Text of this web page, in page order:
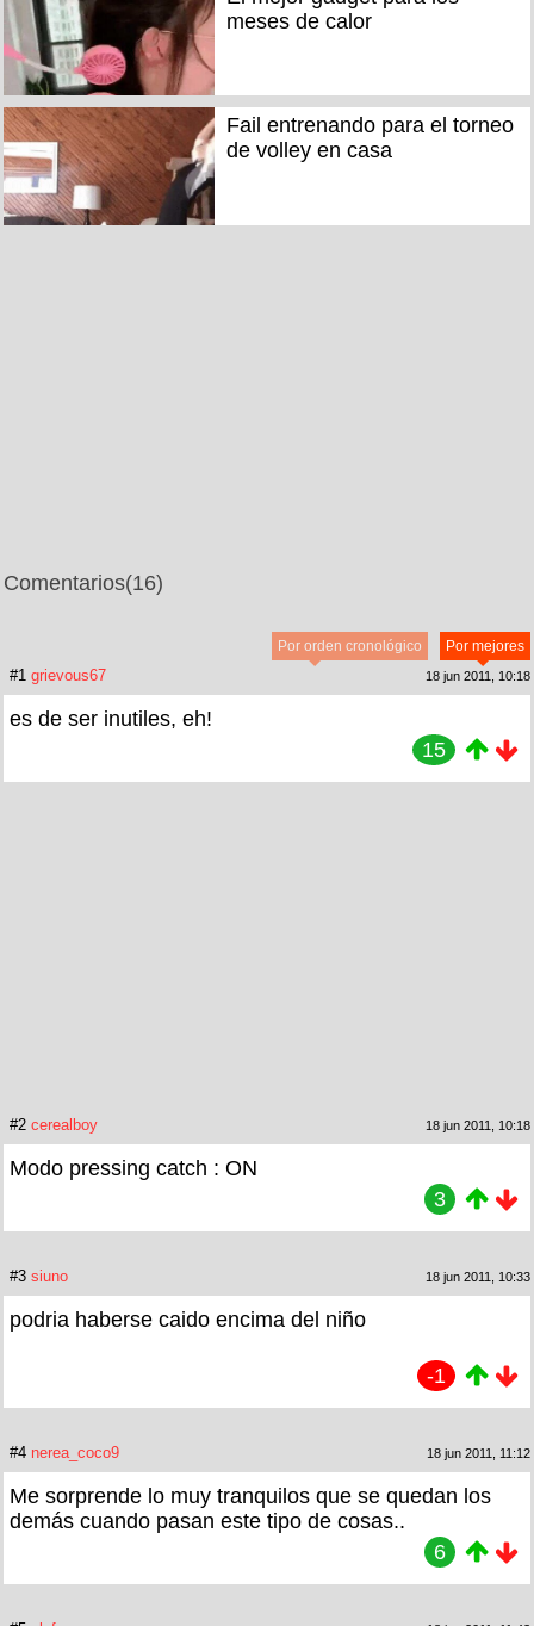
meses de calor
Fail entrenando para el torneo
de volley en casa
Comentarios(16)
Por mejores
Por orden cronológico
#1 grievous67 18 jun 2011, 10:18
es de ser inutiles, eh!
15
#2 cerealboy 18 jun 2011, 10:18
Modo pressing catch : ON
3
#3 siuno 18 jun 2011, 10:33
podria haberse caido encima del niño
-1
#4 nerea_coco9 18 jun 2011, 11:12
Me sorprende lo muy tranquilos que se quedan los
demás cuando pasan este tipo de cosas..
6